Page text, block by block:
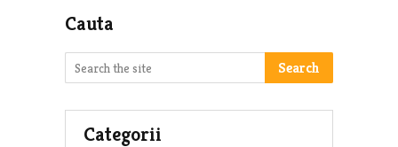
Cauta
Search
Categorii